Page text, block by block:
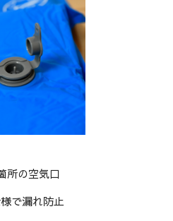
所の空気口
で漏れ防止